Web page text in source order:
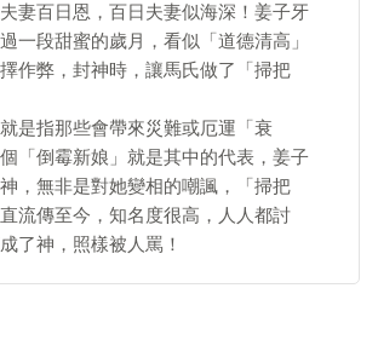
妻百日恩，百日夫妻似海深！姜子牙
一段甜蜜的歲月，看似「道德清高」
作弊，封神時，讓馬氏做了「掃把
是指那些會帶來災難或厄運「衰
「倒霉新娘」就是其中的代表，姜子
，無非是對她變相的嘲諷，「掃把
流傳至今，知名度很高，人人都討
了神，照樣被人罵！